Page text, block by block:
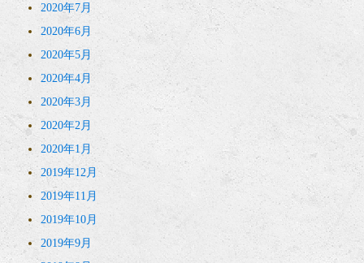
2020年7月
2020年6月
2020年5月
2020年4月
2020年3月
2020年2月
2020年1月
2019年12月
2019年11月
2019年10月
2019年9月